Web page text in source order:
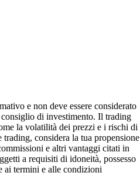
e non deve essere considerato
di investimento. Il trading
la volatilità dei prezzi e i rischi di
considera la tua propensione
e altri vantaggi citati in
a requisiti di idoneità, possesso
ai termini e alle condizioni